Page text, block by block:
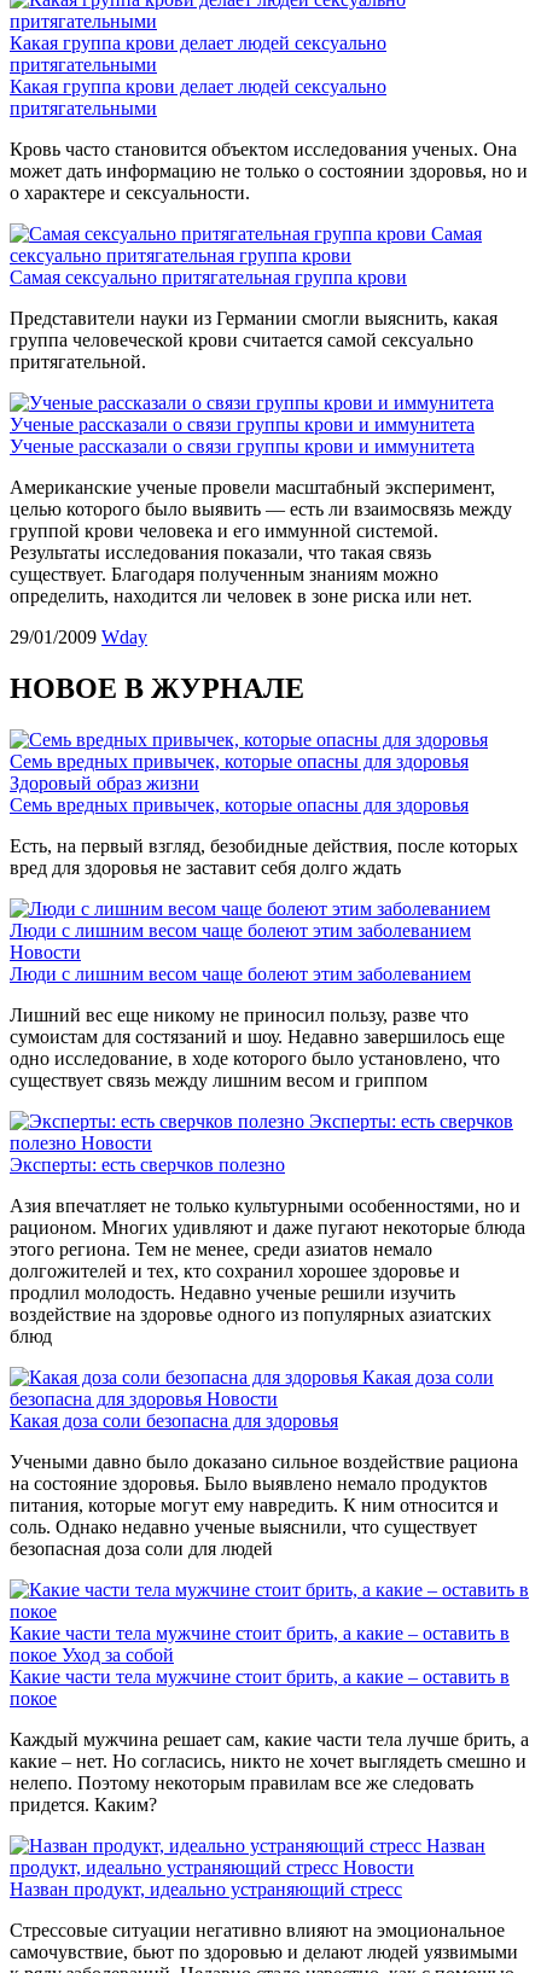
Какая группа крови делает людей сексуально
притягательными
Какая группа крови делает людей сексуально
притягательными
Кровь часто становится объектом исследования ученых. Она
может дать информацию не только о состоянии здоровья, но и
о характере и сексуальности.
Самая
сексуально притягательная группа крови
Самая сексуально притягательная группа крови
Представители науки из Германии смогли выяснить, какая
группа человеческой крови считается самой сексуально
притягательной.
Ученые рассказали о связи группы крови и иммунитета
Ученые рассказали о связи группы крови и иммунитета
Американские ученые провели масштабный эксперимент,
целью которого было выявить — есть ли взаимосвязь между
группой крови человека и его иммунной системой.
Результаты исследования показали, что такая связь
существует. Благодаря полученным знаниям можно
определить, находится ли человек в зоне риска или нет.
29/01/2009 Wday
НОВОЕ В ЖУРНАЛЕ
Семь вредных привычек, которые опасны для здоровья
Здоровый образ жизни
Семь вредных привычек, которые опасны для здоровья
Есть, на первый взгляд, безобидные действия, после которых
вред для здоровья не заставит себя долго ждать
Люди с лишним весом чаще болеют этим заболеванием
Новости
Люди с лишним весом чаще болеют этим заболеванием
Лишний вес еще никому не приносил пользу, разве что
сумоистам для состязаний и шоу. Недавно завершилось еще
одно исследование, в ходе которого было установлено, что
существует связь между лишним весом и гриппом
Эксперты: есть сверчков
полезно Новости
Эксперты: есть сверчков полезно
Азия впечатляет не только культурными особенностями, но и
рационом. Многих удивляют и даже пугают некоторые блюда
этого региона. Тем не менее, среди азиатов немало
долгожителей и тех, кто сохранил хорошее здоровье и
продлил молодость. Недавно ученые решили изучить
воздействие на здоровье одного из популярных азиатских
блюд
Какая доза соли
безопасна для здоровья Новости
Какая доза соли безопасна для здоровья
Учеными давно было доказано сильное воздействие рациона
на состояние здоровья. Было выявлено немало продуктов
питания, которые могут ему навредить. К ним относится и
соль. Однако недавно ученые выяснили, что существует
безопасная доза соли для людей
Какие части тела мужчине стоит брить, а какие – оставить в
покое Уход за собой
Какие части тела мужчине стоит брить, а какие – оставить в
покое
Каждый мужчина решает сам, какие части тела лучше брить, а
какие – нет. Но согласись, никто не хочет выглядеть смешно и
нелепо. Поэтому некоторым правилам все же следовать
придется. Каким?
Назван
продукт, идеально устраняющий стресс Новости
Назван продукт, идеально устраняющий стресс
Стрессовые ситуации негативно влияют на эмоциональное
самочувствие, бьют по здоровью и делают людей уязвимыми